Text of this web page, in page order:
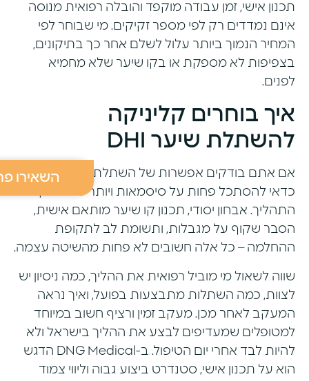
תכנון אישי, זמן עבודה מוקפד והובלה רפואית מנוסה
אינם נמדדים רק לפי מספר זקיקים. מי שבוחר לפי
המחיר הנמוך ביותר עלול לשלם אחר כך בתיקונים,
בצפיפות לא מספקת או בקו שיער שלא מחמיא
לפנים.
איך בוחרים קליניקה
להשתלת שיער DHI
אם אתם בודקים אפשרות של השתלת שיער DHI,
כדאי להסתכל פחות על סיסמאות ויותר על עומק
התהליך. אבחון יסודי, תכנון קו שיער מותאם אישית,
הסבר שקוף על מגבלות, ותשומת לב לתקופת
ההחלמה – כל אלה חשובים לא פחות מהשיטה עצמה.
שווה לשאול מי מוביל רפואית את ההליך, כמה ניסיון יש
לצוות, כמה השתלות מתבצעות בפועל, ואיך נראה
המעקב לאחר מכן. מעקב זמין ורציף חשוב במיוחד
למטופלים שמעדיפים לבצע את ההליך בישראל ולא
להיות לבד אחרי יום הטיפול. ב-DNG Medical הדגש
הוא על תכנון אישי, סטנדרט ביצוע גבוה וליווי צמוד
השאירו